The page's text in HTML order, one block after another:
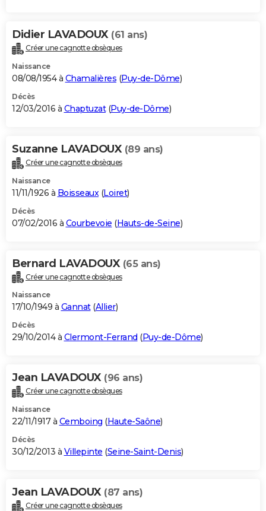
Didier LAVADOUX (61 ans)
Créer une cagnotte obsèques
Naissance
08/08/1954 à Chamalières (Puy-de-Dôme)
Décès
12/03/2016 à Chaptuzat(Puy-de-Dôme)
Suzanne LAVADOUX (89 ans)
Créer une cagnotte obsèques
Naissance
11/11/1926 à Boisseaux (Loiret)
Décès
07/02/2016 à Courbevoie (Hauts-de-Seine)
Bernard LAVADOUX (65 ans)
Créer une cagnotte obsèques
Naissance
17/10/1949 à Gannat(Allier)
Décès
29/10/2014 à Clermont-Ferrand (Puy-de-Dôme)
Jean LAVADOUX (96 ans)
Créer une cagnotte obsèques
Naissance
22/11/1917 à Cemboing (Haute-Saône)
Décès
30/12/2013 à Villepinte (Seine-Saint-Denis)
Jean LAVADOUX (87 ans)
Créer une cagnotte obsèques